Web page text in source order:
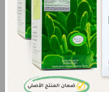
شراء هذا المنتج
من تقييم المنتج